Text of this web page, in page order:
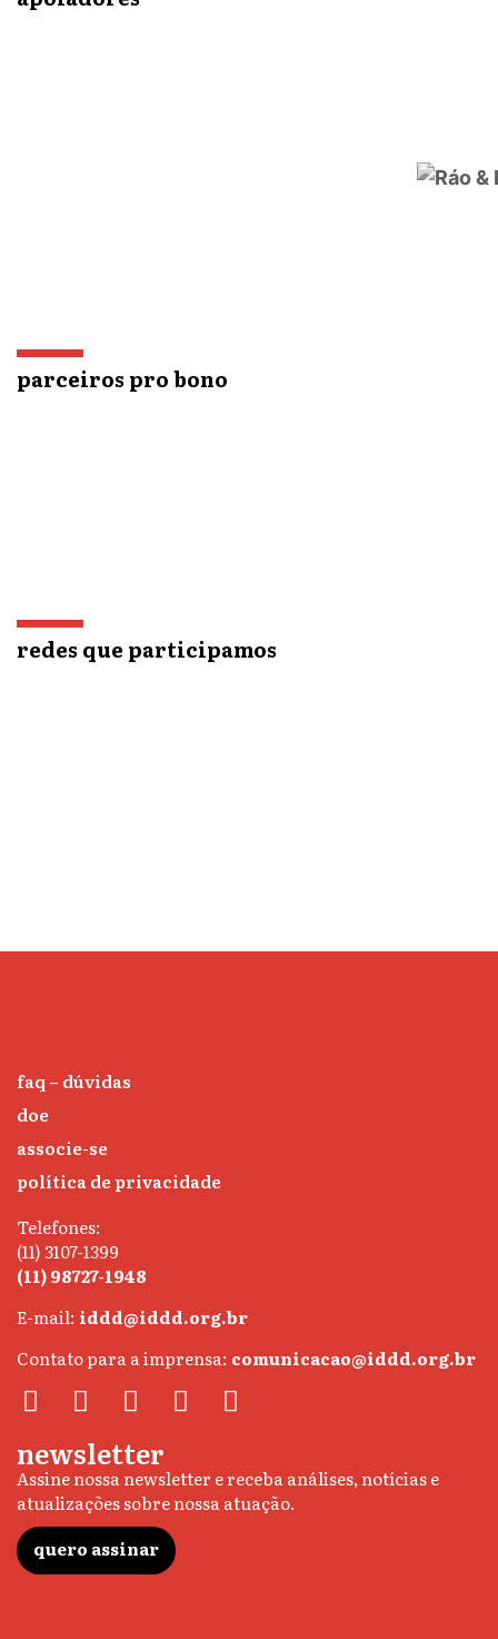
parceiros pro bono
redes que participamos
faq – dúvidas
doe
associe-se
política de privacidade
Telefones:
(11) 3107-1399
(11) 98727-1948
E-mail: iddd@iddd.org.br
Contato para a imprensa: comunicacao@iddd.org.br
newsletter
Assine nossa newsletter e receba análises, notícias e
atualizações sobre nossa atuação.
quero assinar